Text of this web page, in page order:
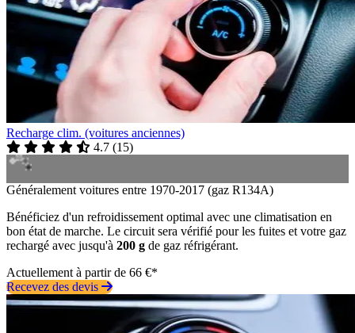
Recharge clim. (voitures anciennes)
4.7 (15)
Généralement voitures entre 1970-2017 (gaz R134A)
Bénéficiez d'un refroidissement optimal avec une climatisation en
bon état de marche. Le circuit sera vérifié pour les fuites et votre gaz
rechargé avec jusqu'à 200 g de gaz réfrigérant.
Actuellement à partir de 66 €*
Recevez des devis